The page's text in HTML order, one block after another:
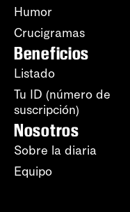
Humor
Crucigramas
Beneficios
Listado
Tu ID (número de
suscripción)
Nosotros
Sobre la diaria
Equipo